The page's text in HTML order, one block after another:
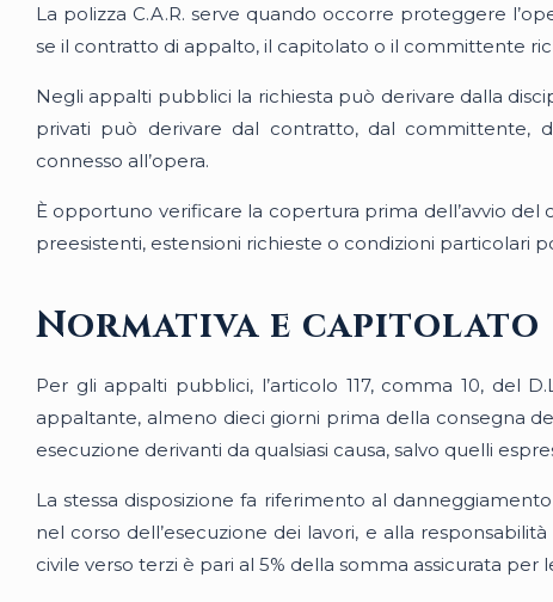
La polizza C.A.R. serve quando occorre proteggere
se il contratto di appalto, il capitolato o il committente
Negli appalti pubblici la richiesta può derivare dalla
privati può derivare dal contratto, dal committente,
connesso all’opera.
È opportuno verificare la copertura prima dell’avvio
preesistenti, estensioni richieste o condizioni particolari
Normativa e capitolato
Per gli appalti pubblici, l’articolo 117, comma 10, del
appaltante, almeno dieci giorni prima della consegna
esecuzione derivanti da qualsiasi causa, salvo quelli
La stessa disposizione fa riferimento al
nel corso dell’esecuzione dei lavori, e alla
civile verso terzi è pari al 5% della somma assicurata